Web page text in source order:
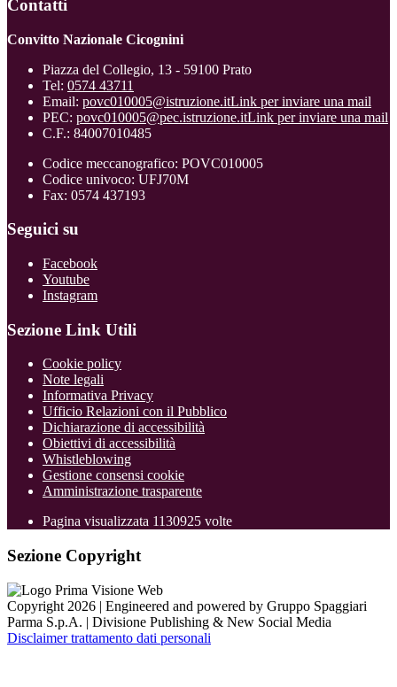
Contatti
Convitto Nazionale Cicognini
Piazza del Collegio, 13 - 59100 Prato
Tel: 0574 43711
Email: povc010005@istruzione.itLink per inviare una mail
PEC: povc010005@pec.istruzione.itLink per inviare una mail
C.F.: 84007010485
Codice meccanografico: POVC010005
Codice univoco: UFJ70M
Fax: 0574 437193
Seguici su
Facebook
Youtube
Instagram
Sezione Link Utili
Cookie policy
Note legali
Informativa Privacy
Ufficio Relazioni con il Pubblico
Dichiarazione di accessibilità
Obiettivi di accessibilità
Whistleblowing
Gestione consensi cookie
Amministrazione trasparente
Pagina visualizzata 1130925 volte
Sezione Copyright
Copyright 2026 | Engineered and powered by Gruppo Spaggiari
Parma S.p.A. | Divisione Publishing & New Social Media
Disclaimer trattamento dati personali